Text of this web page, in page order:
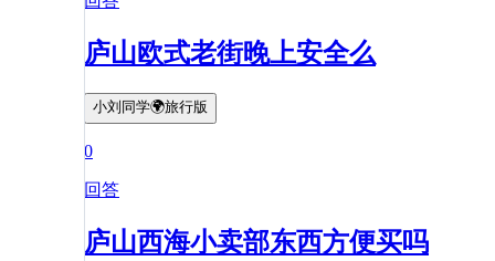
庐山欧式老街晚上安全么
小刘同学🌍旅行版
0
回答
庐山西海小卖部东西方便买吗